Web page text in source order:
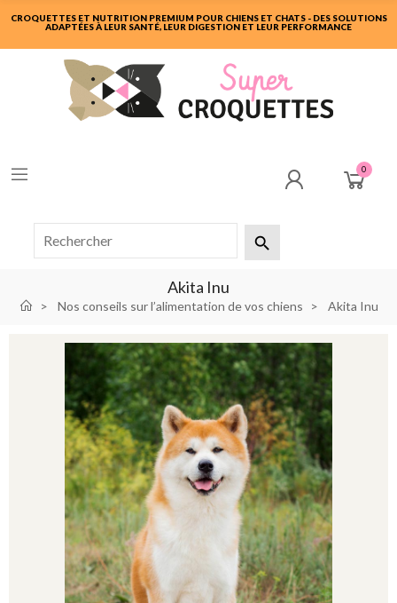
CROQUETTES ET NUTRITION PREMIUM POUR CHIENS ET CHATS - DES SOLUTIONS
ADAPTÉES À LEUR SANTÉ, LEUR DIGESTION ET LEUR PERFORMANCE
0

Akita Inu
Nos conseils sur l’alimentation de vos chiens Akita Inu